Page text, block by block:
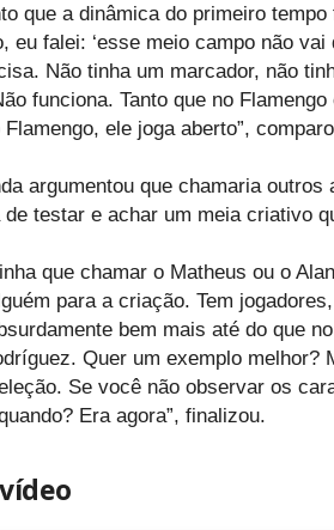
que a dinâmica do primeiro
eu falei: ‘esse meio campo não
Não tinha um marcador, não
funciona. Tanto que no
ele joga aberto”,
argumentou que chamaria
de testar e achar um meia criativo
que chamar o Matheus ou o
para a criação. Tem
bem mais até do que
Quer um exemplo melhor?
Se você não observar os
Era agora”, finalizou.